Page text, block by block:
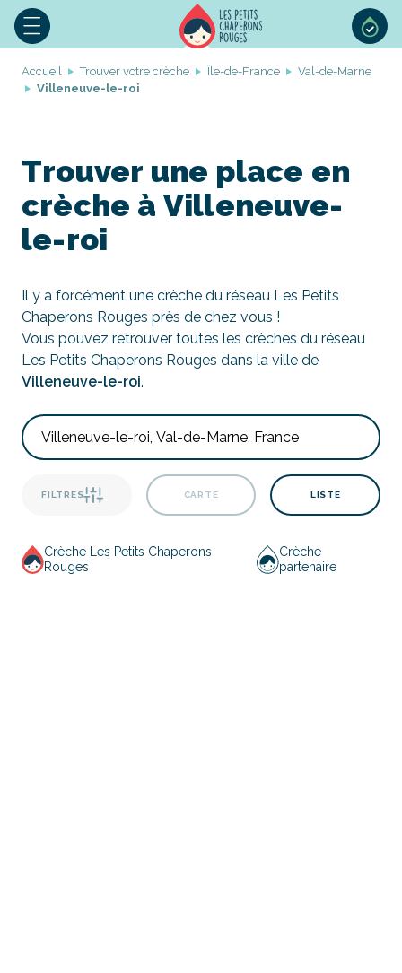
Accueil Trouver votre crèche Île-de-France
Val-de-Marne
Villeneuve-le-roi
Trouver une place en
crèche à Villeneuve-
le-roi
Il y a forcément une crèche du réseau Les Petits
Chaperons Rouges près de chez vous !
Vous pouvez retrouver toutes les crèches du réseau
Les Petits Chaperons Rouges dans la ville de
Villeneuve-le-roi.
FILTRES CARTE LISTE
Crèche Les Petits Chaperons
Rouges
Crèche
partenaire